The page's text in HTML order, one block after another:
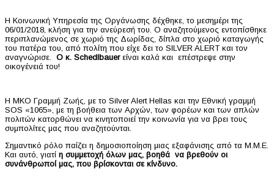
Η Κοινωνική Υπηρεσία της Οργάνωσης δέχθηκε, το μεσημέρι της
06/01/2018, κλήση για την ανεύρεσή του. Ο αναζητούμενος εντοπίσθηκε
περιπλανώμενος σε χωριό της Δωρίδας, δίπλα στο χωριό καταγωγής
του πατέρα του, από πολίτη που είχε δει το SILVER ALERT και τον
αναγνώρισε. Ο κ. Schedlbauerείναι καλά και επέστρεψε στην
οικογένειά του!
Η ΜΚΟ Γραμμή Ζωής, με το Silver Alert Hellas και την Εθνική γραμμή
SOS «1065», με τη βοήθεια των Αρχών, των φορέων και των απλών
πολιτών κατορθώνει να κινητοποιεί την κοινωνία για να βρει τους
συμπολίτες μας που αναζητούνται.
Σημαντικό ρόλο παίζει η δημοσιοποίηση μιας εξαφάνισης από τα Μ.Μ.Ε.
Και αυτό, γιατί η συμμετοχή όλων μας, βοηθά να βρεθούν οι
συνάνθρωποί μας, που βρίσκονται σε κίνδυνο.